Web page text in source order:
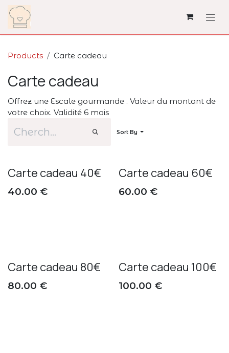
Skip to Content
Products Carte cadeau
Carte cadeau
Offrez une Escale gourmande . Valeur du montant de
votre choix. Validité 6 mois
Sort By
Carte cadeau 40€
40.00 €
Carte cadeau 60€
60.00 €
Carte cadeau 80€
80.00 €
Carte cadeau 100€
100.00 €